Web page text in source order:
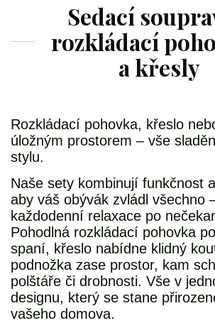
Sedací
rozkládací
a křesly
Rozkládací pohovka, křeslo
úložným prostorem – vše
stylu.
Naše sety kombinují funkčnost
aby váš obývák zvládl všechno
každodenní relaxace po
Pohodlná rozkládací pohovka
spaní, křeslo nabídne klidný
podnožka zase prostor, kam
polštáře či drobnosti. Vše v
designu, který se stane
vašeho domova.